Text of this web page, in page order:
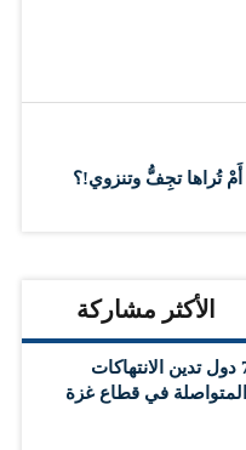
تُراها تجِفُّ وتنزوي!؟
الأكثر مشاركة
الإمارات و 7 دول تدين الانتهاكات
المتواصلة في قطاع غزة